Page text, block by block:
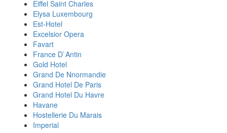
Eiffel Saint Charles
Elysa Luxembourg
Est-Hotel
Excelsior Opera
Favart
France D`Antin
Gold Hotel
Grand De Nnormandie
Grand Hotel De Paris
Grand Hotel Du Havre
Havane
Hostellerie Du Marais
Imperial